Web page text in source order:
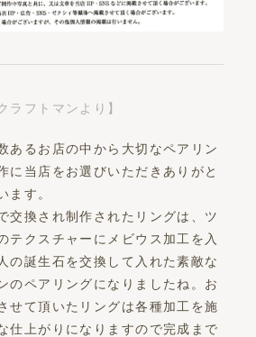
ラフトマンより】
あるお店の中から大切なペアリン
に当店をお選びいただきありがと
ます。
交換され制作されたリングは、ツ
テクスチャーにメビウス加工を入
の誕生石を交換して入れた素敵な
のペアリングになりましたね。お
せて頂いたリングは各種加工を施
仕上がりになりますので完成まで